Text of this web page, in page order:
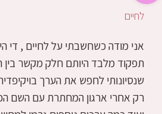
לחיים
אני מודה כשחשבתי על לחיים , די
תפקוד מלבד היותם חלק מקשר בין
שנסיונותי לחפש את הערך בויקיפדיה
רק אחרי ארגון המחתרת עם השם